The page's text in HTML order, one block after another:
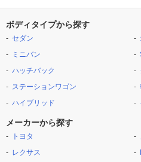
ボディタイプから探す
セダン
ミニバン
ハッチバック
ステーションワゴン
ハイブリッド
メーカーから探す
トヨタ
レクサス